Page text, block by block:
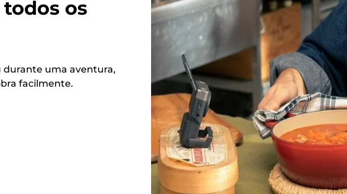
os
durante uma aventura,
facilmente.